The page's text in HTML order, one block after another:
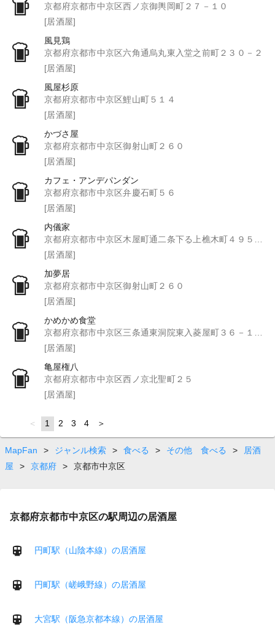
京都府京都市中京区西ノ京御輿岡町２７－１０
[居酒屋]
風見鶏
京都府京都市中京区六角通烏丸東入堂之前町２３０－２
[居酒屋]
風屋杉原
京都府京都市中京区鯉山町５１４
[居酒屋]
かづさ屋
京都府京都市中京区御射山町２６０
[居酒屋]
カフェ・アンデパンダン
京都府京都市中京区弁慶石町５６
[居酒屋]
内儀家
京都府京都市中京区木屋町通二条下る上樵木町４９５－１
[居酒屋]
加夢居
京都府京都市中京区御射山町２６０
[居酒屋]
かめかめ食堂
京都府京都市中京区三条通東洞院東入菱屋町３６－１０２
[居酒屋]
亀屋権八
京都府京都市中京区西ノ京北聖町２５
[居酒屋]
page
You're
on
page
1 page
2 page
3 page
4 page
MapFan > ジャンル検索 > 食べる > その他 食べる >
居酒
屋
> 京都府 > 京都市中京区
京都府京都市中京区の駅周辺の居酒屋
円町駅（山陰本線）の居酒屋
円町駅（嵯峨野線）の居酒屋
大宮駅（阪急京都本線）の居酒屋